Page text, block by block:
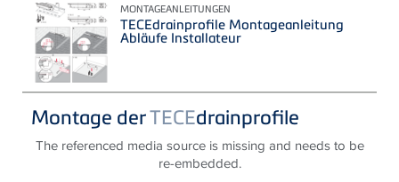
MONTAGEANLEITUNGEN
TECEdrainprofile Montageanleitung
Abläufe Installateur
Montage derTECEdrainprofile
The referenced media source is missing and needs to be
re-embedded.